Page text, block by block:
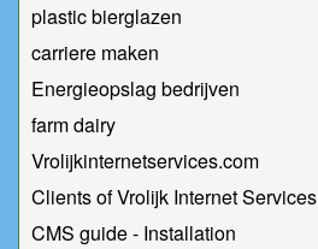
plastic bierglazen
carriere maken
Energieopslag bedrijven
farm dairy
Vrolijkinternetservices.com
Clients of Vrolijk Internet Services
CMS guide - Installation